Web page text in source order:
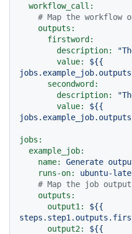
workflow_call:
# Map the workflow
outputs:
firstword:
description:
value:
${{
secondword:
description:
value:
${{
jobs:
example_job:
name:
Generate
runs-on:
ubuntu-
# Map the job
outputs:
output1:
${{
output2:
${{